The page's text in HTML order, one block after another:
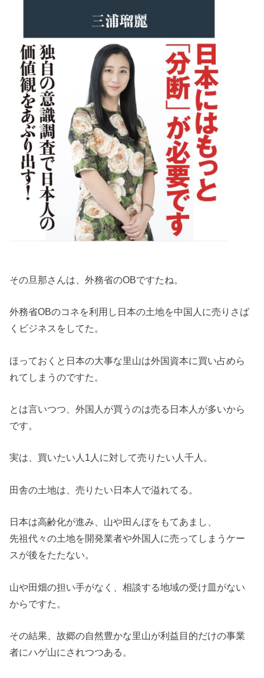
その旦那さんは、外務省のOBですたね。
外務省OBのコネを利用し日本の土地を中国人に売りさば
くビジネスをしてた。
ほっておくと日本の大事な里山は外国資本に買い占めら
れてしまうのですた。
とは言いつつ、外国人が買うのは売る日本人が多いから
です。
実は、買いたい人1人に対して売りたい人千人。
田舎の土地は、売りたい日本人で溢れてる。
日本は高齢化が進み、山や田んぼをもてあまし、
先祖代々の土地を開発業者や外国人に売ってしまうケー
スが後をたたない。
山や田畑の担い手がなく、相談する地域の受け皿がない
からですた。
その結果、故郷の自然豊かな里山が利益目的だけの事業
者にハゲ山にされつつある。